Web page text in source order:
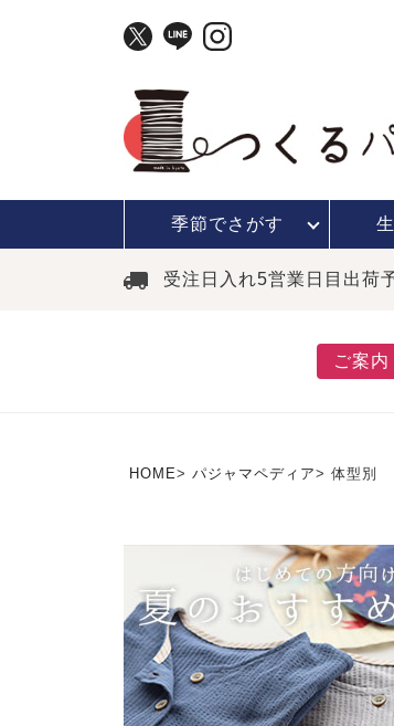
季節でさがす
受注日入れ5営業日目出荷
ご案内
HOME パジャマペディア 体型別